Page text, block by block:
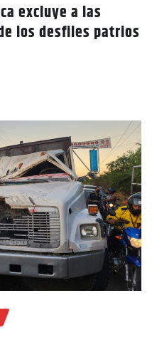
excluye a las
los desfiles patrios